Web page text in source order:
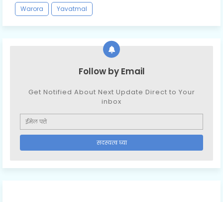
Warora
Yavatmal
Follow by Email
Get Notified About Next Update Direct to Your
inbox